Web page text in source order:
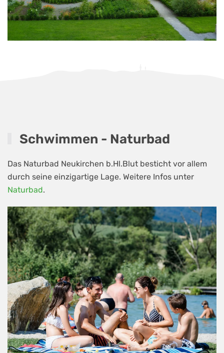
Schwimmen - Naturbad
Das Naturbad Neukirchen b.Hl.Blut besticht vor allem
durch seine einzigartige Lage. Weitere Infos unter
Naturbad.